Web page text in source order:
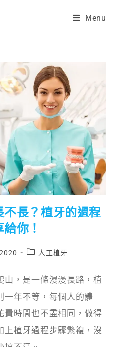
Menu
長？植牙的過程
你！
人工植牙
山，是一條漫漫長路，植
一年不等，每個人的體
費時間也不盡相同，做得
上植牙過程步驟繁複，沒